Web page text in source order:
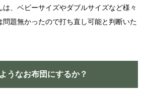
、ベビーサイズやダブルサイズなど様々
題無かったので打ち直し可能と判断いた
うなお布団にするか？